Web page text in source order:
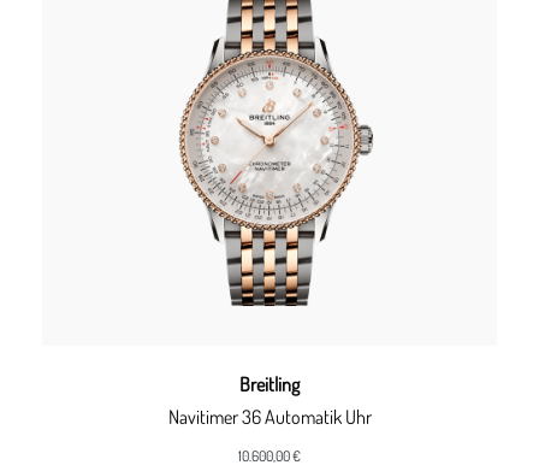
Breitling
Navitimer 36 Automatik Uhr
10.600,00 €